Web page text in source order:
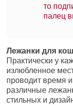
то
палец
Лежанки для
Практически у
излюбленное
проводит время
различные
стильных и